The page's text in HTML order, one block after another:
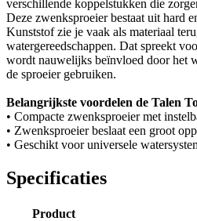
verschillende koppelstukken die
Deze zwenksproeier bestaat uit hard
Kunststof zie je vaak als materiaal
watergereedschappen. Dat spreekt
wordt nauwelijks beïnvloed door het
de sproeier gebruiken.
Belangrijkste voordelen de Talen
• Compacte zwenksproeier met
• Zwenksproeier beslaat een groot
• Geschikt voor universele
Specificaties
Product